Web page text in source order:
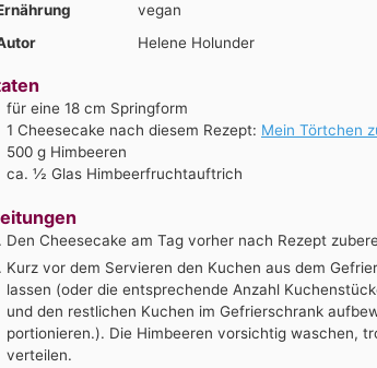
vegan
Helene Holunder
für eine 18 cm Springform
1 Cheesecake nach diesem Rezept: Mein Törtchen
500 g Himbeeren
ca. ½ Glas Himbeerfruchtauftrich
Den Cheesecake am Tag vorher nach Rezept
Kurz vor dem Servieren den Kuchen aus dem
lassen (oder die entsprechende Anzahl
und den restlichen Kuchen im Gefrierschrank
portionieren.). Die Himbeeren vorsichtig waschen,
verteilen.